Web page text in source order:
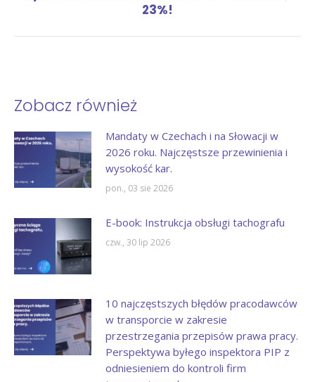
wpis:
23%!
Zobacz również
Mandaty w Czechach i na Słowacji w
2026 roku. Najczęstsze przewinienia i
wysokość kar.
pon., 03 sie 2026
E-book: Instrukcja obsługi tachografu
czw., 30 lip 2026
10 najczęstszych błędów pracodawców
w transporcie w zakresie
przestrzegania przepisów prawa pracy.
Perspektywa byłego inspektora PIP z
odniesieniem do kontroli firm